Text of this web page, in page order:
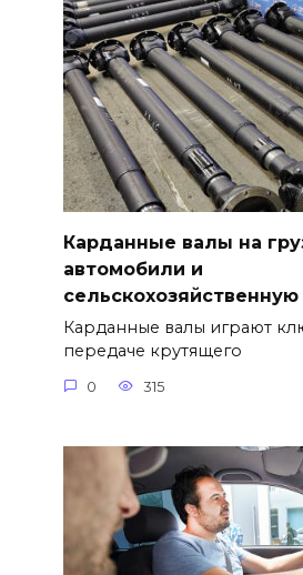
Карданные валы на
автомобили и
сельскохозяйственную
Карданные валы играют
передаче крутящего
0 315